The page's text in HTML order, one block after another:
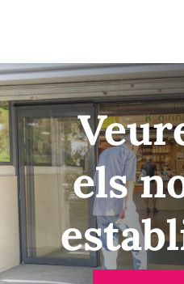
els